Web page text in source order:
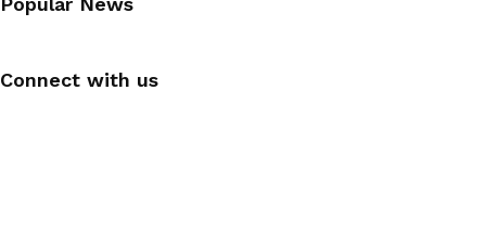
Connect with us